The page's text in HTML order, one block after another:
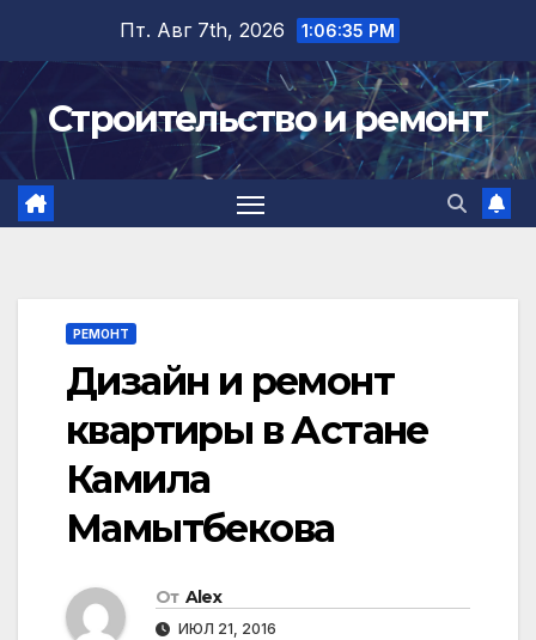
содержимому
Пт. Авг 7th, 2026 1:06:36 PM
Строительство и ремонт
РЕМОНТ
Дизайн и ремонт
квартиры в Астане
Камила
Мамытбекова
От Alex
ИЮЛ 21, 2016